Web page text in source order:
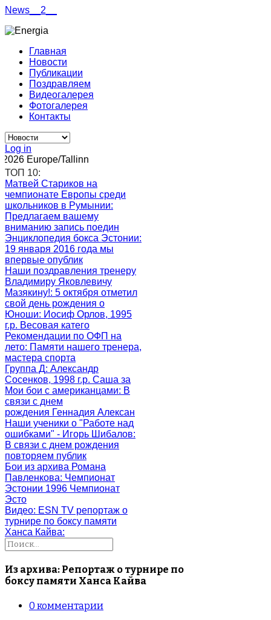
News__2__
Главная
Новости
Публикации
Поздравляем
Видеогалерея
Фотогалерея
Контакты
Log in
Europe/Tallinn
ТОП 10:
Матвей Стариков на
чемпионате Европы среди
школьников в Румынии:
Предлагаем вашему
вниманию запись поедин
Энциклопедия бокса Эстонии:
19 января 2016 года мы
впервые опублик
Наши поздравления тренеру
Владимиру Яковлевичу
Мазякину!: 5 октября отметил
свой день рождения о
Юноши: Иосиф Орлов, 1995
г.р. Весовая катего
Рекомендации по ОФП на
лето: Памяти нашего тренера,
мастера спорта
Группа Д: Александр
Сосенков, 1998 г.р. Саша за
Мои бои с американцами: В
связи с днем
рождения Геннадия Алексан
Наши ученики о "Работе над
ошибками" - Игорь Шибалов:
В связи с днем рождения
повторяем публик
Бои из архива Романа
Павленкова: Чемпионат
Эстонии 1996 Чемпионат
Эсто
Видео: ESN TV репортаж о
турнире по боксу памяти
Ханса Кайва:
Из архива: Репортаж о турнире по
боксу памяти Ханса Кайва
0 комментарии